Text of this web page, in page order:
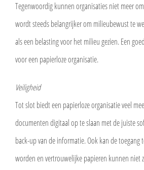
Tegenwoordig kunnen organisaties niet meer
wordt steeds belangrijker om milieubewust te
als een belasting voor het milieu gezien. Een
voor een papierloze organisatie.
Veiligheid
Tot slot biedt een papierloze organisatie veel
documenten digitaal op te slaan met de juiste
back-up van de informatie. Ook kan de
worden en vertrouwelijke papieren kunnen niet